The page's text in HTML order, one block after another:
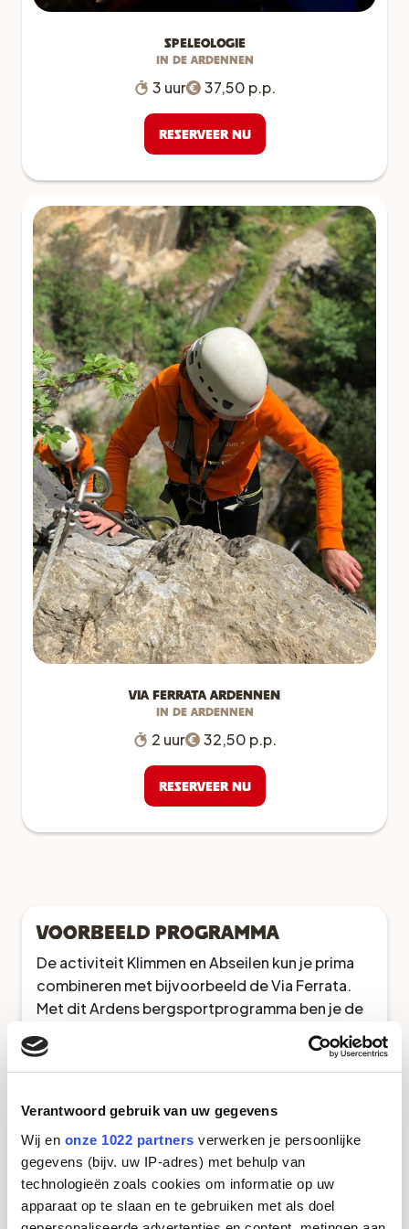
Verantwoord gebruik van uw gegevens
Wij en onze 1022 partners verwerken je persoonlijke
gegevens (bijv. uw IP-adres) met behulp van
technologieën zoals cookies om informatie op uw
apparaat op te slaan en te gebruiken met als doel
Speleologie
in de Ardennen
3 uur 37,50 p.p.
Reserveer nu
Via Ferrata Ardennen
In de Ardennen
2 uur 32,50 p.p.
Reserveer nu
Voorbeeld programma
De activiteit Klimmen en Abseilen kun je prima
combineren met bijvoorbeeld de Via Ferrata.
Met dit Ardens bergsportprogramma ben je de
hele dag actief in de buitenlucht. Wat dacht je
van een lekkere barbecue als beloning? Wij
zetten graag een tof outdoor programma voor
Tijd Activiteit Kosten
10:00
uur
Klimmen en abseilen
p.p.